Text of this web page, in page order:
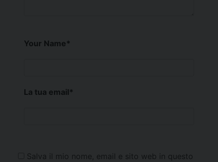
Your Name*
La tua email*
Salva il mio nome, email e sito web in questo